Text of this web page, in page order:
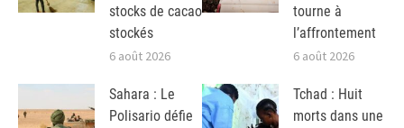
stocks de cacao
stockés
6 août 2026
tourne à
l’affrontement
6 août 2026
Sahara : Le
Polisario défie
Tchad : Huit
morts dans une